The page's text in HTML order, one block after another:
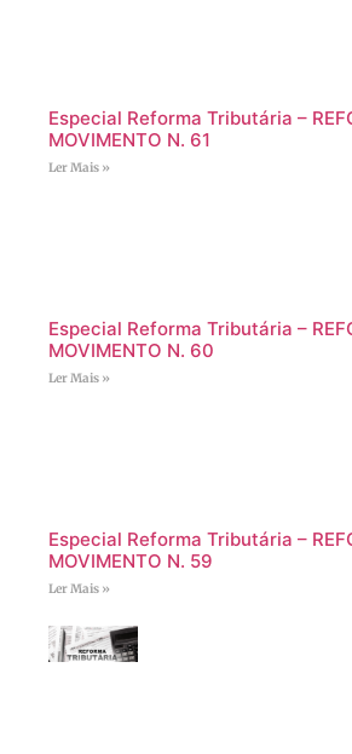
Especial Reforma Tributária –
MOVIMENTO N. 61
Ler Mais »
Especial Reforma Tributária –
MOVIMENTO N. 60
Ler Mais »
Especial Reforma Tributária –
MOVIMENTO N. 59
Ler Mais »